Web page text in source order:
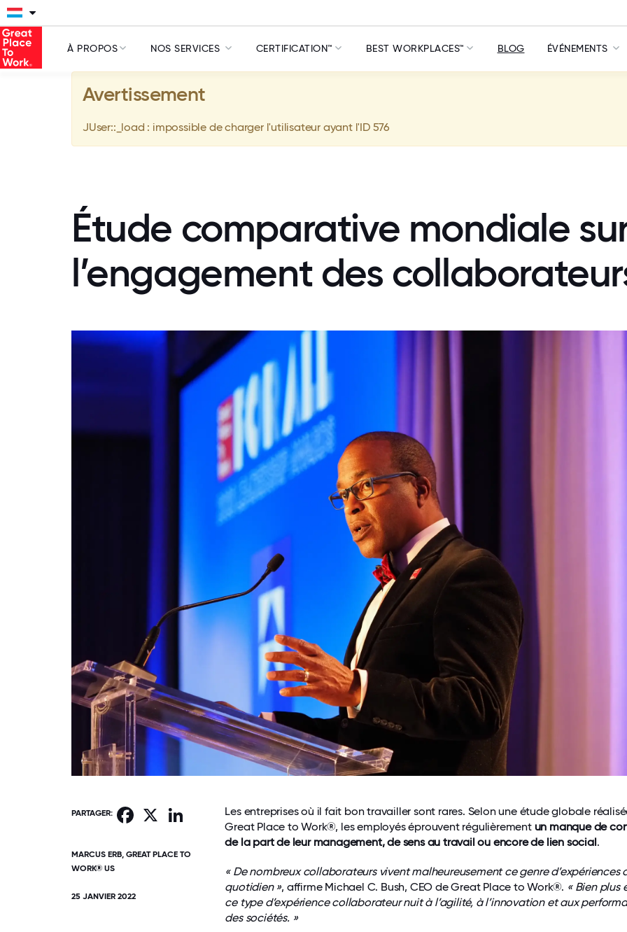
À PROPOS NOS SERVICES CERTIFICATION™ BEST WORKPLACES™ BLOG ÉVÉNEMENTS
Avertissement
JUser::_load : impossible de charger l'utilisateur ayant l'ID 576
Étude comparative mondiale
l’engagement des
PARTAGER: Facebook
MARCUS ERB, GREAT PLACE TO
WORK® US
25 JANVIER 2022
Les entreprises où il fait bon travailler sont rares. Selon une étude globale
Great Place to Work®, les employés éprouvent régulièrement un manque de
de la part de leur management, de sensau travail ou encore de lien social.
« De nombreux collaborateurs vivent malheureusement ce genre d’expériences
quotidien », affirme Michael C. Bush, CEO de Great Place to Work®. « Bien plus
ce type d’expérience collaborateur nuit à l’agilité, à l’innovation et aux
des sociétés. »